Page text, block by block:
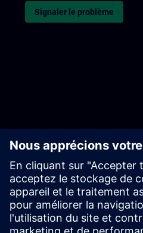
Signaler le problème